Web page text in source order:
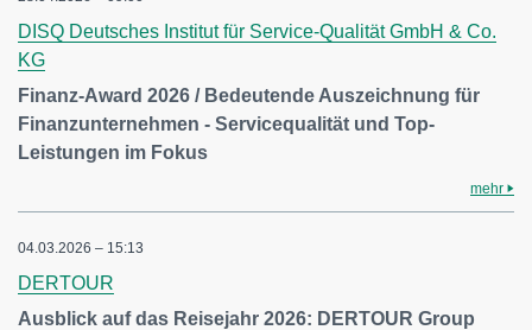
DISQ Deutsches Institut für Service-Qualität GmbH & Co.
KG
Finanz-Award 2026 / Bedeutende Auszeichnung für
Finanzunternehmen - Servicequalität und Top-
Leistungen im Fokus
mehr
04.03.2026 – 15:13
DERTOUR
Ausblick auf das Reisejahr 2026: DERTOUR Group